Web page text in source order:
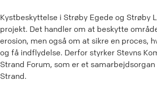
Kystbeskyttelse i Strøby Egede og Strøby
projekt. Det handler om at beskytte
erosion, men også om at sikre en proces,
og få indflydelse. Derfor styrker Stevns
Strand Forum, som er et
Strand.